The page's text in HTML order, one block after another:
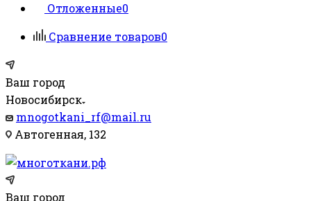
Отложенные0
Сравнение товаров0
Ваш город
Новосибирск
mnogotkani_rf@mail.ru
Автогенная, 132
Ваш город